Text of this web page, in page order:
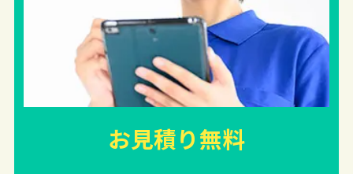
お見積り無料